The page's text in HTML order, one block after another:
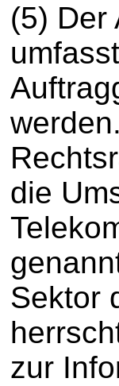
(5) Der
die
Sektor
zur